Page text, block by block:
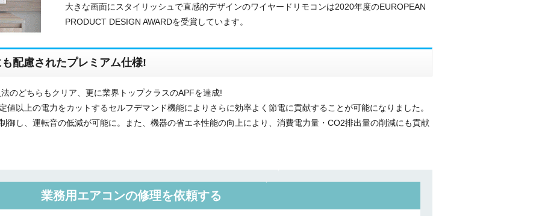
大きな画面にスタイリッシュで直感的デザインのワイヤードリモコンは2020年度のEUROPEAN
PRODUCT DESIGN AWARDを受賞しています。
配慮されたプレミアム仕様!
のどちらもクリア、更に業界トップクラスのAPFを達成!
値以上の電力をカットするセルフデマンド機能によりさらに効率よく節電に貢献することが可能になりました。
御し、運転音の低減が可能に。また、機器の省エネ性能の向上により、消費電力量・CO2排出量の削減にも貢献
業務用エアコンの修理を依頼する
お名前
電話番号
お問合せ内容
(ご選択ください)
工事お見積り依頼
メッセージ